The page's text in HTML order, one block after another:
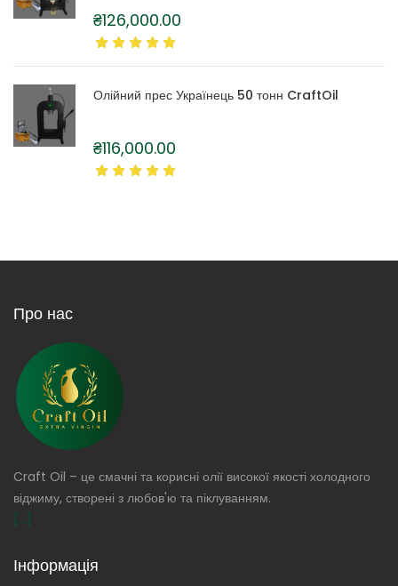
₴126,000.00
Олійний прес Українець 50 тонн CraftOil
₴116,000.00
Про нас
Craft Oil – це смачні та корисні олії високої якості холодного
віджиму, створені з любов'ю та піклуванням.
[...]
Інформація